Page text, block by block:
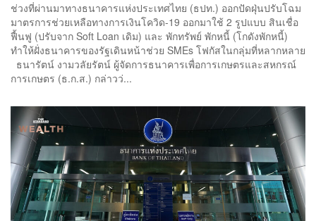
ช่วงที่ผ่านมาทางธนาคารแห่งประเทศไทย (ธปท.) ออกปัดฝุ่นปรับโฉม
มาตรการช่วยเหลือทางการเงินโควิด-19 ออกมาใช้ 2 รูปแบบ สินเชื่อ
ฟื้นฟู (ปรับจาก Soft Loan เดิม) และ พักทรัพย์ พักหนี้ (โกดังพักหนี้)
ทำให้ฝั่งธนาคารของรัฐเดินหน้าช่วย SMEs โฟกัสในกลุ่มที่หลากหลาย
ธนารัตน์ งามวลัยรัตน์ ผู้จัดการธนาคารเพื่อการเกษตรและสหกรณ์
การเกษตร (ธ.ก.ส.) กล่าวว่...